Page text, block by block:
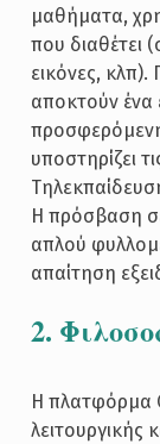
μαθήματα,
που διαθέτει
εικόνες, κλπ).
αποκτούν ένα
υποστηρίζει
Η πρόσβαση
απλού
απαίτηση
2.
Η πλατφόρμα
λειτουργικής